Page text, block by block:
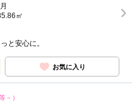
㎡
と安心に。
お気に入り
－）